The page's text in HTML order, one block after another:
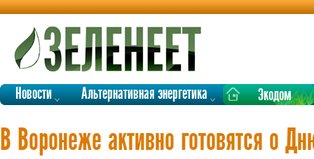
Новости Альтернативная энергетика Экодом
В Воронеже активно готовятся о